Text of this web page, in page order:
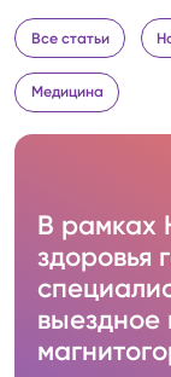
Все статьи
Медицина
В рамках
здоровья
выездное